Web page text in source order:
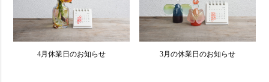
4月休業日のお知らせ 3月の休業日のお知らせ